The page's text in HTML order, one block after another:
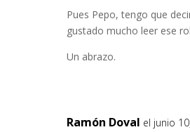
Pues Pepo, tengo que
gustado mucho leer ese
Un abrazo.
Ramón Doval el junio